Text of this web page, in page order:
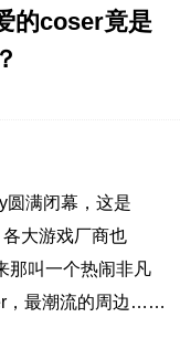
的coser竟是
圆满闭幕，这是
大游戏厂商也
那叫一个热闹非凡
，最潮流的周边……